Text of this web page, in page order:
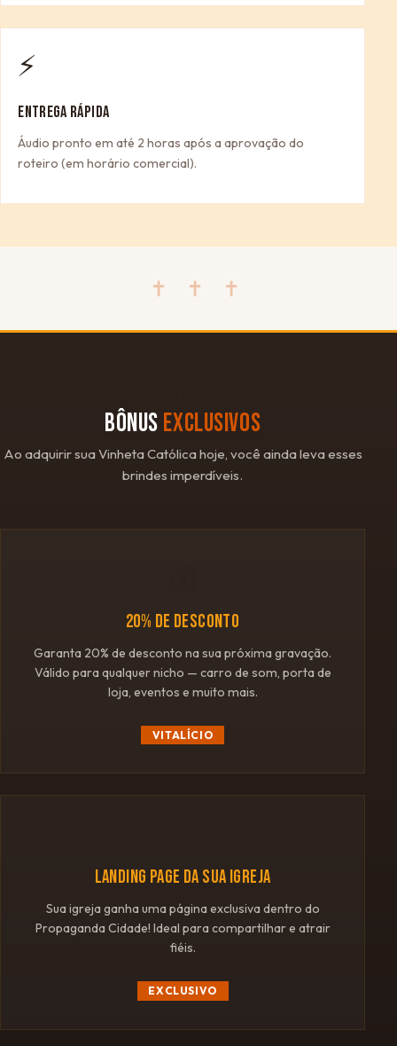
⚡
ENTREGA RÁPIDA
Áudio pronto em até 2 horas após a aprovação do
roteiro (em horário comercial).
✝ ✝ ✝
BÔNUS EXCLUSIVOS
Ao adquirir sua Vinheta Católica hoje, você ainda leva esses
brindes imperdíveis.
20% DE DESCONTO
Garanta 20% de desconto na sua próxima gravação.
Válido para qualquer nicho — carro de som, porta de
loja, eventos e muito mais.
VITALÍCIO
LANDING PAGE DA SUA IGREJA
Sua igreja ganha uma página exclusiva dentro do
Propaganda Cidade! Ideal para compartilhar e atrair
fiéis.
EXCLUSIVO